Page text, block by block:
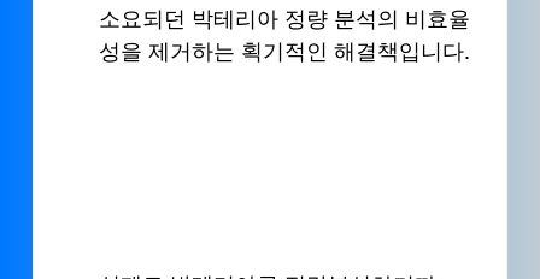
소요되던 박테리아 정량 분석의 비효율
성을 제거하는 획기적인 해결책입니다.